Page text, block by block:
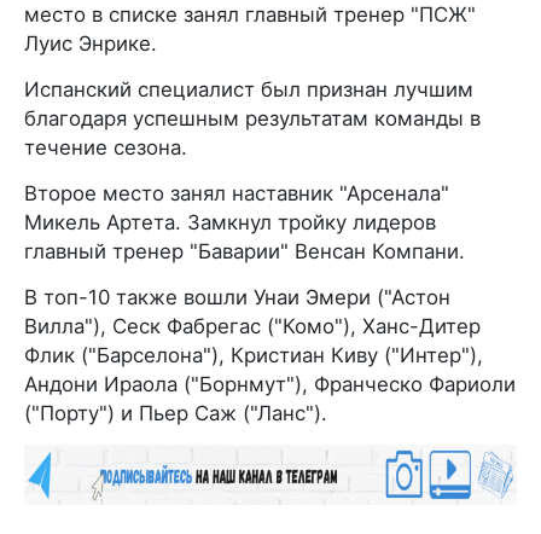
место в списке занял главный тренер "ПСЖ"
Луис Энрике.
Испанский специалист был признан лучшим
благодаря успешным результатам команды в
течение сезона.
Второе место занял наставник "Арсенала"
Микель Артета. Замкнул тройку лидеров
главный тренер "Баварии" Венсан Компани.
В топ-10 также вошли Унаи Эмери ("Астон
Вилла"), Сеск Фабрегас ("Комо"), Ханс-Дитер
Флик ("Барселона"), Кристиан Киву ("Интер"),
Андони Ираола ("Борнмут"), Франческо Фариоли
("Порту") и Пьер Саж ("Ланс").